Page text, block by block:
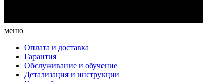
меню
Оплата и доставка
Гарантия
Обслуживание и обучение
Детализация и инструкции